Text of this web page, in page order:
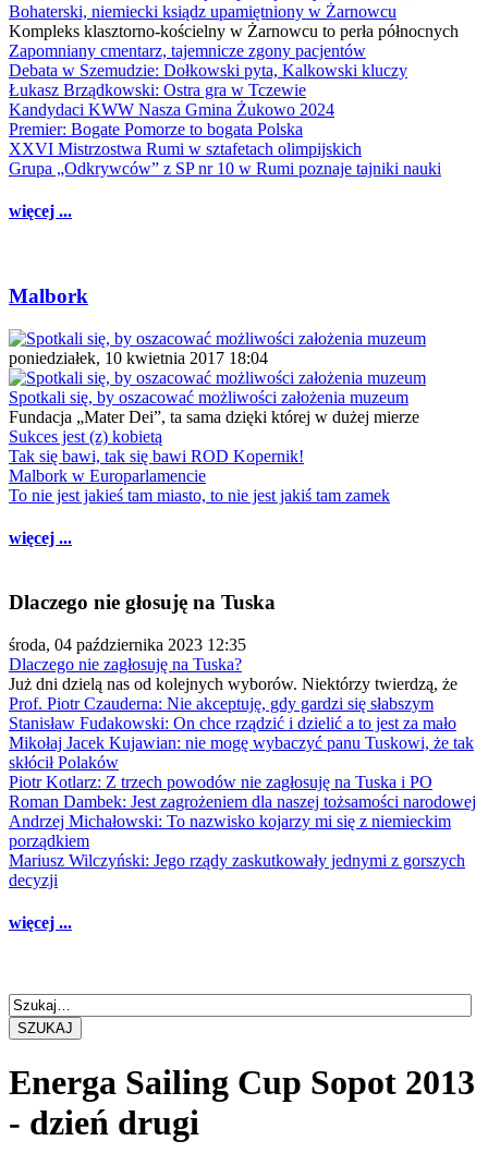
Bohaterski, niemiecki ksiądz upamiętniony w Żarnowcu
Kompleks klasztorno-kościelny w Żarnowcu to perła północnych
Zapomniany cmentarz, tajemnicze zgony pacjentów
Debata w Szemudzie: Dołkowski pyta, Kalkowski kluczy
Łukasz Brządkowski: Ostra gra w Tczewie
Kandydaci KWW Nasza Gmina Żukowo 2024
Premier: Bogate Pomorze to bogata Polska
XXVI Mistrzostwa Rumi w sztafetach olimpijskich
Grupa „Odkrywców” z SP nr 10 w Rumi poznaje tajniki nauki
więcej ...
Malbork
poniedziałek, 10 kwietnia 2017 18:04
Spotkali się, by oszacować możliwości założenia muzeum
Fundacja „Mater Dei”, ta sama dzięki której w dużej mierze
Sukces jest (z) kobietą
Tak się bawi, tak się bawi ROD Kopernik!
Malbork w Europarlamencie
To nie jest jakieś tam miasto, to nie jest jakiś tam zamek
więcej ...
Dlaczego nie głosuję na Tuska
środa, 04 października 2023 12:35
Dlaczego nie zagłosuję na Tuska?
Już dni dzielą nas od kolejnych wyborów. Niektórzy twierdzą, że
Prof. Piotr Czauderna: Nie akceptuję, gdy gardzi się słabszym
Stanisław Fudakowski: On chce rządzić i dzielić a to jest za mało
Mikołaj Jacek Kujawian: nie mogę wybaczyć panu Tuskowi, że tak
skłócił Polaków
Piotr Kotlarz: Z trzech powodów nie zagłosuję na Tuska i PO
Roman Dambek: Jest zagrożeniem dla naszej tożsamości narodowej
Andrzej Michałowski: To nazwisko kojarzy mi się z niemieckim
porządkiem
Mariusz Wilczyński: Jego rządy zaskutkowały jednymi z gorszych
decyzji
więcej ...
SZUKAJ
Energa Sailing Cup Sopot 2013
- dzień drugi